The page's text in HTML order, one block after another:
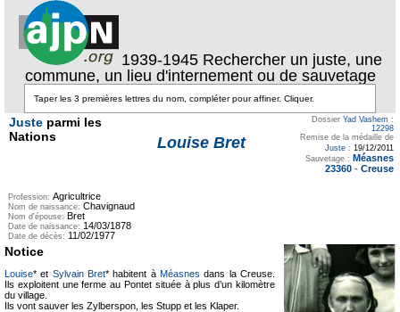
1939-1945 Rechercher un juste, une
commune, un lieu d'internement ou de sauvetage
Juste parmi les
Nations
Louise Bret
Dossier Yad Vashem :
12298
Remise de la médaille de
Juste : 19/12/2011
Sauvetage : Méasnes
23360 - Creuse
Profession: Agricultrice
Nom de naissance: Chavignaud
Nom d'épouse: Bret
Date de naissance: 14/03/1878
Date de décès: 11/02/1977
Notice
Louise* et Sylvain Bret* habitent àMéasnes dans la Creuse.
Ils exploitent une ferme au Pontet située à plus d’un kilomètre
du village.
Ils vont sauver les Zylberspon, les Stupp et les Klaper.